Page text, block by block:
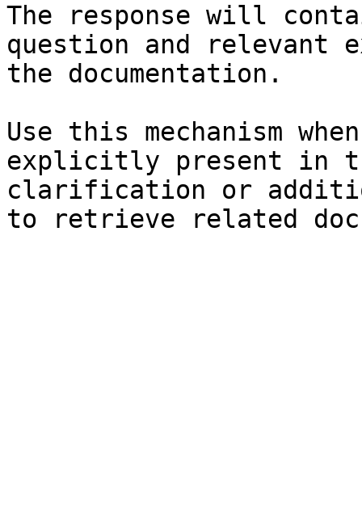
The response will
question and relevant
the documentation.
Use this mechanism
explicitly present in
clarification or